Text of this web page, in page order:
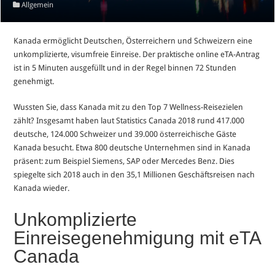
Allgemein
Kanada ermöglicht Deutschen, Österreichern und Schweizern eine
unkomplizierte, visumfreie Einreise. Der praktische online eTA-Antrag
ist in 5 Minuten ausgefüllt und in der Regel binnen 72 Stunden
genehmigt.
Wussten Sie, dass Kanada mit zu den Top 7 Wellness-Reisezielen
zählt? Insgesamt haben laut Statistics Canada 2018 rund 417.000
deutsche, 124.000 Schweizer und 39.000 österreichische Gäste
Kanada besucht. Etwa 800 deutsche Unternehmen sind in Kanada
präsent: zum Beispiel Siemens, SAP oder Mercedes Benz. Dies
spiegelte sich 2018 auch in den 35,1 Millionen Geschäftsreisen nach
Kanada wieder.
Unkomplizierte
Einreisegenehmigung mit eTA
Canada